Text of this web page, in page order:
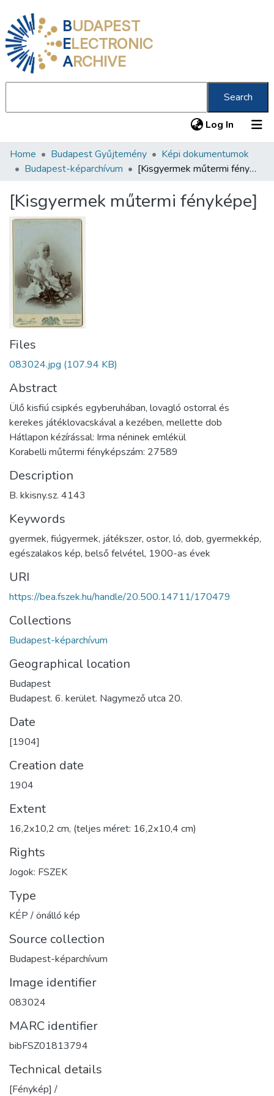
BUDAPEST
ELECTRONIC
ARCHIVE
Search
Log In (current)
Communities & Collections
Statistics
About us
Home Budapest Gyűjtemény
Képi dokumentumok
Budapest-képarchívum
[Kisgyermek műtermi fényképe]
[Kisgyermek műtermi fényképe]
Files
083024.jpg (107.94 KB)
Abstract
Ülő kisfiú csipkés egyberuhában, lovagló ostorral és
kerekes játéklovacskával a kezében, mellette dob
Hátlapon kézírással: Irma néninek emlékül
Korabelli műtermi fényképszám: 27589
Description
B. kkisny.sz. 4143
Keywords
gyermek, fiúgyermek, játékszer, ostor, ló, dob, gyermekkép,
egészalakos kép, belső felvétel, 1900-as évek
URI
https://bea.fszek.hu/handle/20.500.14711/170479
Collections
Budapest-képarchívum
Geographical location
Budapest
Budapest. 6. kerület. Nagymező utca 20.
Date
[1904]
Creation date
1904
Extent
16,2x10,2 cm, (teljes méret: 16,2x10,4 cm)
Rights
Jogok: FSZEK
Type
KÉP / önálló kép
Source collection
Budapest-képarchívum
Image identifier
083024
MARC identifier
bibFSZ01813794
Technical details
[Fénykép] /